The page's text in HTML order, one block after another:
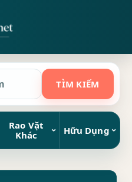
Rao Vặt
Khác
Hữu Dụng